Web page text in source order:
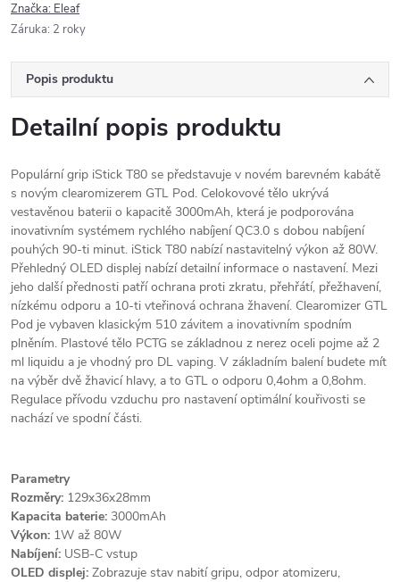
Značka: Eleaf
Záruka: 2 roky
Popis produktu
Detailní popis produktu
Populární grip iStick T80 se představuje v novém barevném kabátě
s novým clearomizerem GTL Pod. Celokovové tělo ukrývá
vestavěnou baterii o kapacitě 3000mAh, která je podporována
inovativním systémem rychlého nabíjení QC3.0 s dobou nabíjení
pouhých 90-ti minut. iStick T80 nabízí nastavitelný výkon až 80W.
Přehledný OLED displej nabízí detailní informace o nastavení. Mezi
jeho další přednosti patří ochrana proti zkratu, přehřátí, přežhavení,
nízkému odporu a 10-ti vteřinová ochrana žhavení. Clearomizer GTL
Pod je vybaven klasickým 510 závitem a inovativním spodním
plněním. Plastové tělo PCTG se základnou z nerez oceli pojme až 2
ml liquidu a je vhodný pro DL vaping. V základním balení budete mít
na výběr dvě žhavicí hlavy, a to GTL o odporu 0,4ohm a 0,8ohm.
Regulace přívodu vzduchu pro nastavení optimální kouřivosti se
nachází ve spodní části.
Parametry
Rozměry: 129x36x28mm
Kapacita baterie: 3000mAh
Výkon: 1W až 80W
Nabíjení: USB-C vstup
OLED displej: Zobrazuje stav nabití gripu, odpor atomizeru,